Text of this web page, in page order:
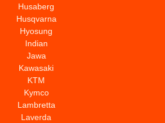
Husaberg
Husqvarna
Hyosung
Indian
Jawa
Kawasaki
KTM
Kymco
Lambretta
Laverda